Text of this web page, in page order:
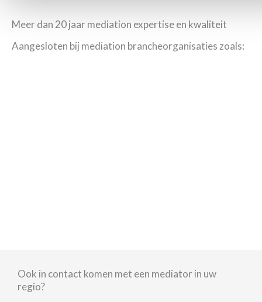
Meer dan 20 jaar mediation expertise en kwaliteit
Aangesloten bij mediation brancheorganisaties zoals:
Ook in contact komen met een mediator in uw
regio?